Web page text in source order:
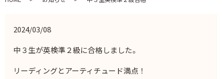
2024/03/08
中３生が英検準２級に合格しました。
リーディングとアーティチュード満点！